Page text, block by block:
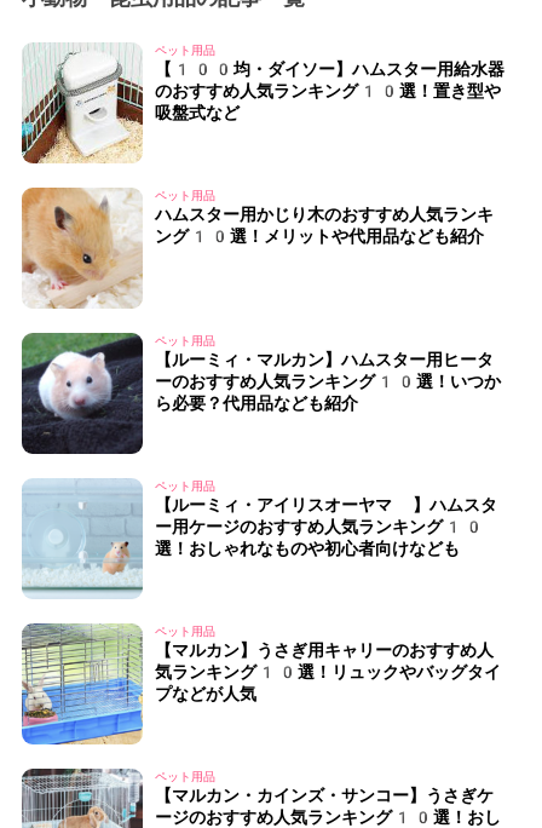
ペット用品
【100均・ダイソー】ハムスター用給水器
のおすすめ人気ランキング10選！置き型や
吸盤式など
ペット用品
ハムスター用かじり木のおすすめ人気ランキ
ング10選！メリットや代用品なども紹介
ペット用品
【ルーミィ・マルカン】ハムスター用ヒータ
ーのおすすめ人気ランキング10選！いつか
ら必要？代用品なども紹介
ペット用品
【ルーミィ・アイリスオーヤマ 】ハムスタ
ー用ケージのおすすめ人気ランキング10
選！おしゃれなものや初心者向けなども
ペット用品
【マルカン】うさぎ用キャリーのおすすめ人
気ランキング10選！リュックやバッグタイ
プなどが人気
ペット用品
【マルカン・カインズ・サンコー】うさぎケ
ージのおすすめ人気ランキング10選！おし